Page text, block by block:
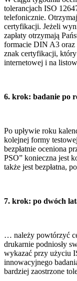
tolerancjach ISO
telefonicznie.
certyfikacji. Jeżeli
zapłaty otrzymają
formacie DIN A3 oraz
znak certyfikacji,
internetowej i na
6. krok: badanie po
Po upływie roku
kolejnej formy
bezpłatnie oceniona
PSO” konieczna jest
także jest bezpłatna,
7. krok: po dwóch
… należy powtórzyć
drukarnie podniosły
wykazać przy użyciu
innowacyjnego
bardziej zaostrzone